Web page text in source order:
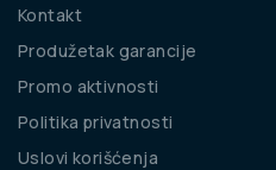
Kontakt
Produžetak garancije
Promo aktivnosti
Politika privatnosti
Uslovi korišćenja